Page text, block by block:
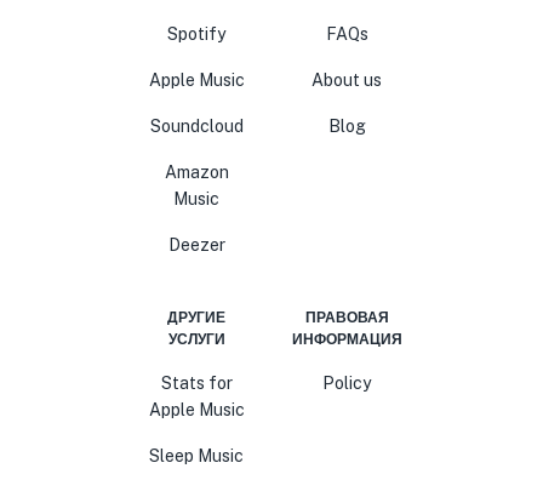
Spotify
Apple Music
Soundcloud
Amazon
Music
Deezer
FAQs
About us
Blog
ДРУГИЕ
УСЛУГИ
Stats for
Apple Music
Sleep Music
ПРАВОВАЯ
ИНФОРМАЦИЯ
Policy